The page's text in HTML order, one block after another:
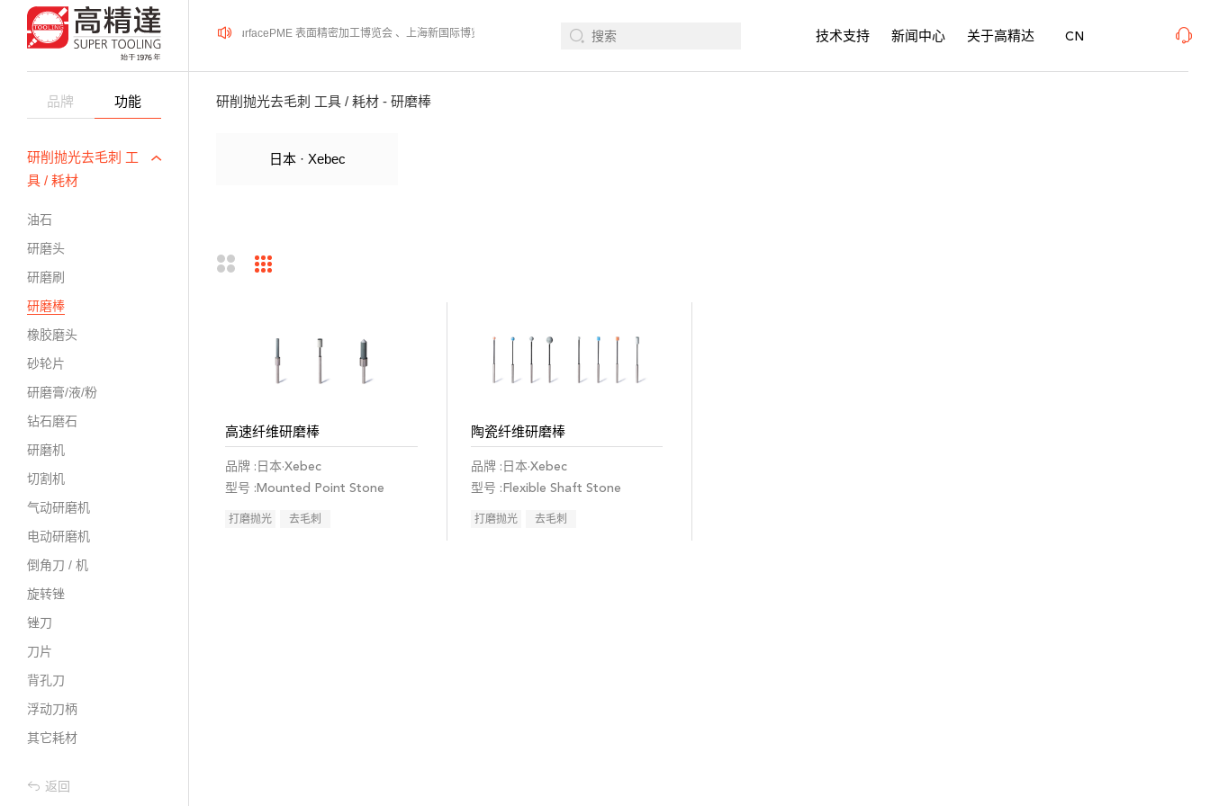
品牌 功能
研削抛光去毛刺 工
具 / 耗材
油石
研磨头
研磨刷
研磨棒
橡胶磨头
砂轮片
研磨膏/液/粉
钻石磨石
研磨机
切割机
气动研磨机
电动研磨机
倒角刀 / 机
旋转锉
锉刀
刀片
背孔刀
浮动刀柄
其它耗材
返回
2026年08月12-14日、SurfacePME 表面精密加工博览会 、上海新国际博览中心· 浦东、W1馆E21 、欢迎莅临指导 2026年08月12-14日、SurfacePME 表面精密加工博览会 、上海新国际博览中心· 浦东、W1馆E21 、欢迎莅
技术支持 新闻中心 关于高精达 CN
研削抛光去毛刺 工具 / 耗材 - 研磨棒
日本 · Xebec
高速纤维研磨棒
品牌 :日本·Xebec
型号 :Mounted Point Stone
打磨抛光 去毛刺
陶瓷纤维研磨棒
品牌 :日本·Xebec
型号 :Flexible Shaft Stone
打磨抛光 去毛刺